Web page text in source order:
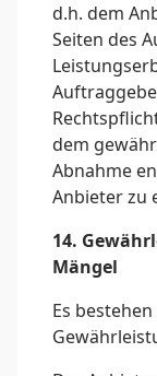
d.h. dem
Seiten des
dem
Abnahme
Anbieter zu
14.
Mängel
Es